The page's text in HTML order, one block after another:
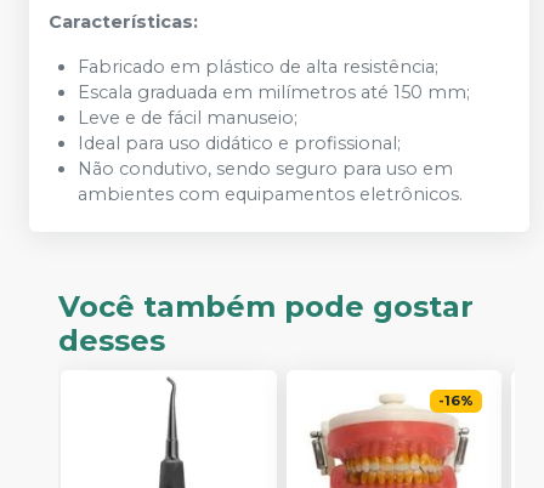
Características:
Fabricado em plástico de alta resistência;
Escala graduada em milímetros até 150 mm;
Leve e de fácil manuseio;
Ideal para uso didático e profissional;
Não condutivo, sendo seguro para uso em
ambientes com equipamentos eletrônicos.
Você também pode gostar
desses
-16%